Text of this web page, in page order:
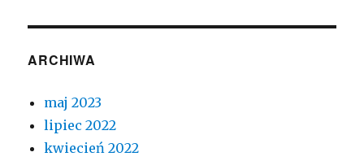
ARCHIWA
maj 2023
lipiec 2022
kwiecień 2022